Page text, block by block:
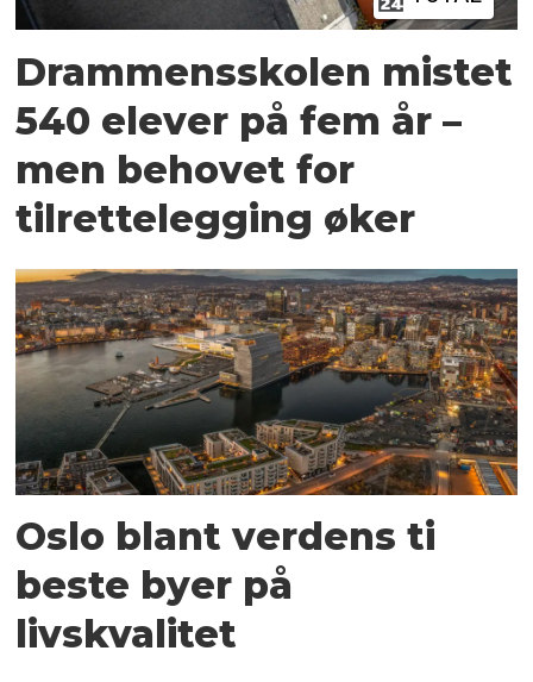
Drammensskolen mistet
540 elever på fem år –
men behovet for
tilrettelegging øker
Oslo blant verdens ti
beste byer på
livskvalitet